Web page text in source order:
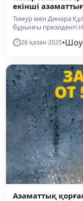
екінші
Тимур мен Динара
бұрынғы президенті
26 қазан 2025•
Азаматтық